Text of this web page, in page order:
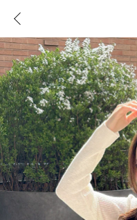
로그인
콘텐츠 리뷰 & 혜택
CATEGORY
도착보장⚡
인플루언서 pick!